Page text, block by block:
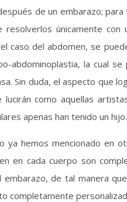
de un embarazo;
resolverlos únicamente
caso del abdomen, se
abdominoplastia, la cual
Sin duda, el aspecto que
lucirán como aquellas
apenas han tenido un hijo.
ya hemos mencionado en
en cada cuerpo son
embarazo, de tal manera
completamente